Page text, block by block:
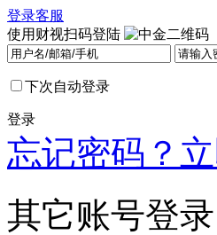
登录客服
使用财视扫码登陆
下次自动登录
登录
忘记密码？
其它账号登录